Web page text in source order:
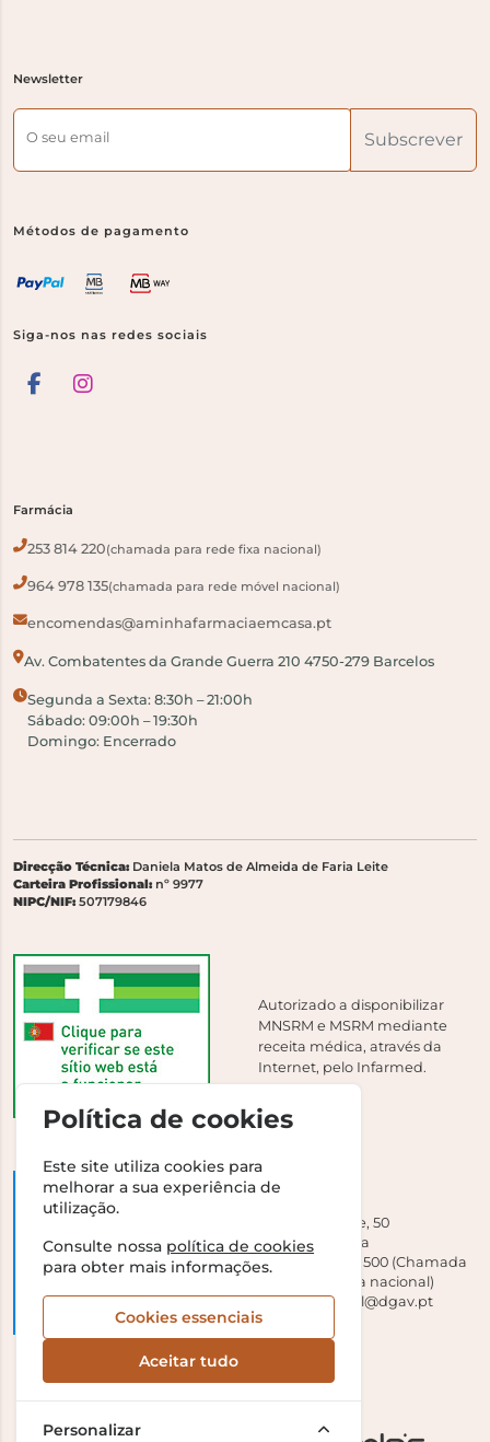
Newsletter
O seu email Subscrever
Métodos de pagamento
Siga-nos nas redes sociais
Farmácia
253 814 220(chamada para rede fixa nacional)
964 978 135(chamada para rede móvel nacional)
encomendas@aminhafarmaciaemcasa.pt
Av. Combatentes da Grande Guerra 210 4750-279 Barcelos
Segunda a Sexta: 8:30h – 21:00h
Sábado: 09:00h – 19:30h
Domingo: Encerrado
Direcção Técnica: Daniela Matos de Almeida de Faria Leite
Carteira Profissional: nº 9977
NIPC/NIF: 507179846
Autorizado a disponibilizar
MNSRM e MSRM mediante
receita médica, através da
Internet, pelo Infarmed.
Campo Grande, 50
1700-093 Lisboa
Tel +351 213 239 500 (Chamada
para a rede fixa nacional)
E-mail:dirgeral@dgav.pt
Política de cookies
Este site utiliza cookies para
melhorar a sua experiência de
utilização.
Consulte nossa política de cookies
para obter mais informações.
Cookies essenciais
Aceitar tudo
Personalizar